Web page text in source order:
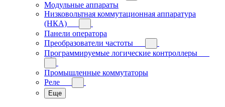
Модульные аппараты
Низковольтная коммутационная аппаратура
(НКА)
Панели оператора
Преобразователи частоты
Программируемые логические контроллеры
Промышленные коммутаторы
Реле
Еще